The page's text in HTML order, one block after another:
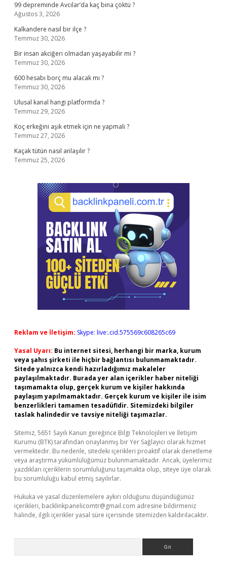
99 depreminde Avcılar’da kaç bina çöktü ?
Ağustos 3, 2026
Kalkandere nasıl bir ilçe ?
Temmuz 30, 2026
Bir insan akciğeri olmadan yaşayabilir mi ?
Temmuz 30, 2026
600 hesabı borç mu alacak mı ?
Temmuz 30, 2026
Ulusal kanal hangi platformda ?
Temmuz 29, 2026
Koç erkeğini aşık etmek için ne yapmalı ?
Temmuz 27, 2026
Kaçak tütün nasıl anlaşılır ?
Temmuz 25, 2026
Reklam ve İletişim: Skype: live:.cid.575569c608265c69
Yasal Uyarı: Bu internet sitesi, herhangi bir marka, kurum
veya şahıs şirketi ile hiçbir bağlantısı bulunmamaktadır.
Sitede yalnızca kendi hazırladığımız makaleler
paylaşılmaktadır. Burada yer alan içerikler haber niteliği
taşımamakta olup, gerçek kurum ve kişiler hakkında
paylaşım yapılmamaktadır. Gerçek kurum ve kişiler ile isim
benzerlikleri tamamen tesadüfidir. Sitemizdeki bilgiler
taslak halindedir ve tavsiye niteliği taşımazlar.
Sitemiz, 5651 Sayılı Kanun gereğince Bilgi Teknolojileri ve İletişim
Kurumu (BTK) tarafından onaylanmış bir Yer Sağlayıcı olarak hizmet
vermektedir. Bu nedenle, sitedeki içerikleri proaktif olarak denetleme
veya araştırma yükümlülüğümüz bulunmamaktadır. Ancak, üyelerimiz
yazdıkları içeriklerin sorumluluğunu taşımakta olup, siteye üye olarak
bu sorumluluğu kabul etmiş sayılırlar.
Hukuka ve yasal düzenlemelere aykırı olduğunu düşündüğünüz
içerikleri, backlinkpanelicomtr@gmail.com adresine bildirmeniz
halinde, ilgili içerikler yasal süre içerisinde sitemizden kaldırılacaktır.